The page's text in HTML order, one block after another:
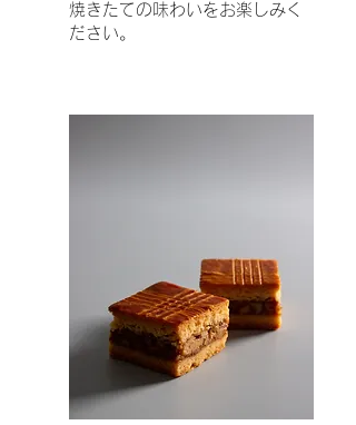
焼きたての味わいをお楽しみく
ださい。